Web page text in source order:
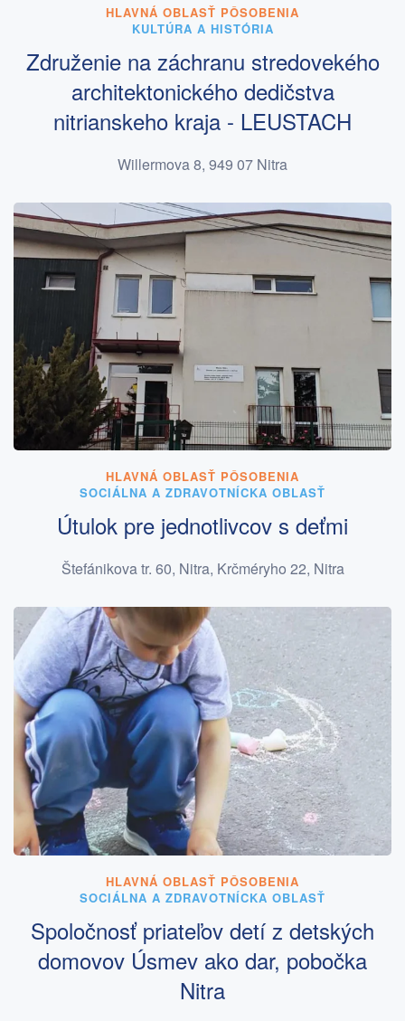
HLAVNÁ OBLASŤ PÔSOBENIA
KULTÚRA A HISTÓRIA
Združenie na záchranu stredovekého
architektonického dedičstva
nitrianskeho kraja - LEUSTACH
Willermova 8, 949 07 Nitra
HLAVNÁ OBLASŤ PÔSOBENIA
SOCIÁLNA A ZDRAVOTNÍCKA OBLASŤ
Útulok pre jednotlivcov s deťmi
Štefánikova tr. 60, Nitra, Krčméryho 22, Nitra
HLAVNÁ OBLASŤ PÔSOBENIA
SOCIÁLNA A ZDRAVOTNÍCKA OBLASŤ
Spoločnosť priateľov detí z detských
domovov Úsmev ako dar, pobočka
Nitra